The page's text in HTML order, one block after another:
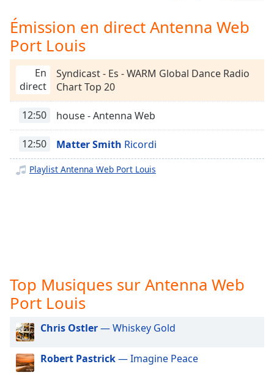
Playback
Rate
Chapters
Chapters
Descriptions
descriptions
off,
subtitles
settings
dialog
off
selected
Audio
Émission en direct Antenna Web
Port Louis
En
direct
Syndicast - Es - WARM Global Dance Radio
Chart Top 20
12:50 house - Antenna Web
12:50 Matter Smith Ricordi
Playlist Antenna Web Port Louis
Top Musiques sur Antenna Web
Port Louis
Chris Ostler— Whiskey Gold
Robert Pastrick— Imagine Peace